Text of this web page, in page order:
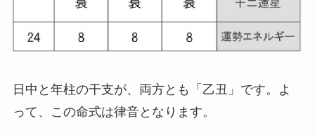
日中と年柱の干支が、両方とも「乙丑」です。よ
って、この命式は律音となります。